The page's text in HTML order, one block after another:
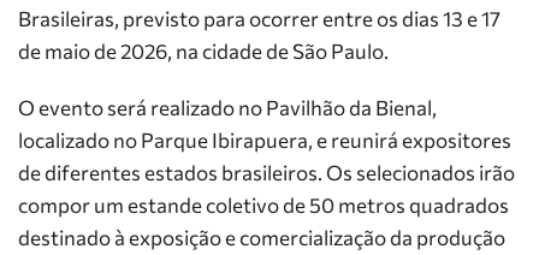
Brasileiras, previsto para ocorrer entre os dias 13 e 17
de maio de 2026, na cidade de São Paulo.
O evento será realizado no Pavilhão da Bienal,
localizado no Parque Ibirapuera, e reunirá expositores
de diferentes estados brasileiros. Os selecionados irão
compor um estande coletivo de 50 metros quadrados
destinado à exposição e comercialização da produção